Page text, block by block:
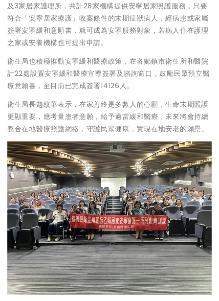
及3家居家護理所，共計28家機構提供安寧居家照護服務，只要
符合「安寧居家療護」收案條件的末期症狀病人，經病患或家屬
簽署安寧緩和意願書，就可成為安寧服務對象，若病人住在護理
之家或安養機構也可提出申請。
衛生局也積極推動安寧緩和醫療政策，在各鄉鎮市衛生所和醫院
計22處設置安寧緩和醫療宣導簽署及諮詢窗口，鼓勵民眾預立醫
療意願書，至目前已完成簽署14126人。
衛生局長趙紋華表示，在家善終是多數人的心願，生命末期照護
更顯重要，應考量患者意願，給予適當緩和醫療，未來將會持續
整合在地醫療照護網絡，守護民眾健康，實現在地安老的願景。